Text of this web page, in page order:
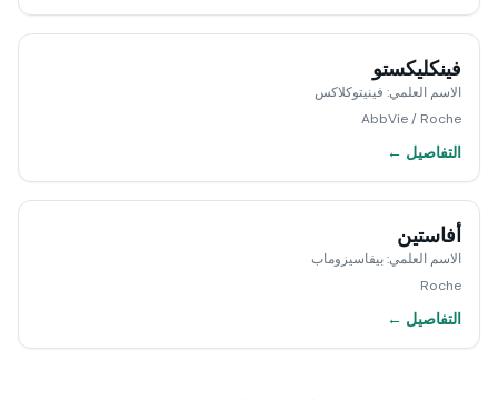
فينكليكستو
الاسم العلمي: فينيتوكلاكس
AbbVie / Roche
التفاصيل ←
أفاستين
الاسم العلمي:بيفاسيزوماب
Roche
التفاصيل ←